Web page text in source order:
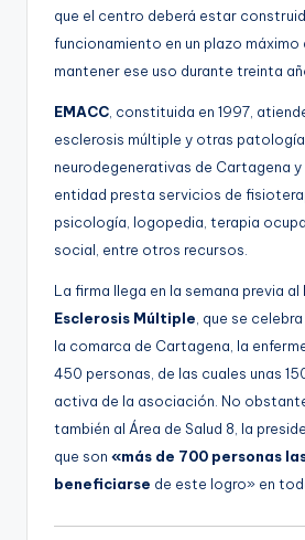
que el centro deberá estar
funcionamiento en un plazo máximo
mantener ese uso durante treinta
EMACC , constituida en 1997,
esclerosis múltiple y otras
neurodegenerativas de Cartagena y
entidad presta servicios de
psicología, logopedia, terapia
social, entre otros recursos.
La firma llega en la semana previa al
Esclerosis Múltiple , que se
la comarca de Cartagena, la
450 personas, de las cuales unas
activa de la asociación. No
también al Área de Salud 8, la
que son «más de 700 personas
beneficiarse de este logro» en